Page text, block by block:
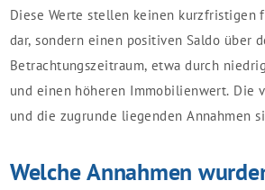
Diese Werte stellen keinen kurzfristigen
dar, sondern einen positiven Saldo über
Betrachtungszeitraum, etwa durch
und einen höheren Immobilienwert. Die
und die zugrunde liegenden Annahmen
Welche Annahmen